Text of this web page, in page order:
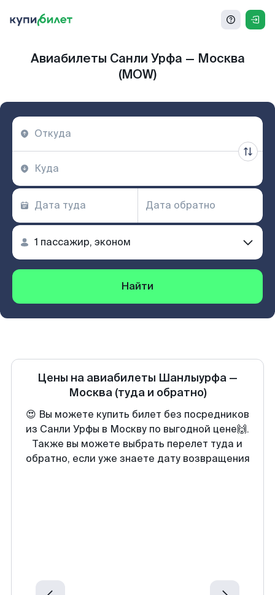
Авиабилеты Санли Урфа — Москва
(MOW)
Найти
Цены на авиабилеты Шанлыурфа —
Москва (туда и обратно)
😍 Вы можете купить билет без посредников
из Санли Урфы в Москву по выгодной цене🙌.
Также вы можете выбрать перелет туда и
обратно, если уже знаете дату возвращения